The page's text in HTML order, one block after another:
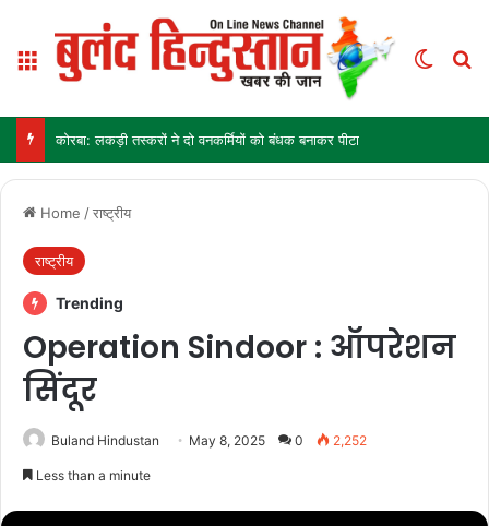
Menu
कोरबा: लकड़ी तस्करों ने दो वनकर्मियों को बंधक बनाकर पीटा
Home /राष्ट्रीय
राष्ट्रीय
Trending
Operation Sindoor : ऑपरेशन
सिंदूर
Buland Hindustan May 8, 2025 0 2,252
Less than a minute